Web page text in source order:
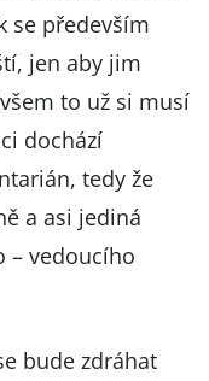
se především
jen aby jim
to už si musí
dochází
tedy že
a asi jediná
– vedoucího
bude zdráhat